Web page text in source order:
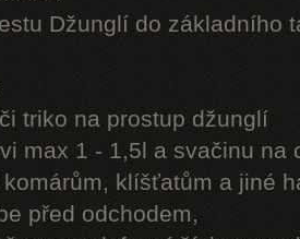
Džunglí do základního
triko na prostup džunglí
max 1 - 1,5l a svačinu na
klíšťatům a jiné
před odchodem,